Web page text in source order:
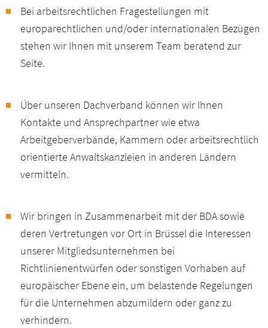
Bei arbeitsrechtlichen Fragestellungen mit
europarechtlichen und/oder internationalen Bezügen
stehen wir Ihnen mit unserem Team beratend zur
Seite.
Über unseren Dachverband können wir Ihnen
Kontakte und Ansprechpartner wie etwa
Arbeitgeberverbände, Kammern oder arbeitsrechtlich
orientierte Anwaltskanzleien in anderen Ländern
vermitteln.
Wir bringen in Zusammenarbeit mit der BDA sowie
deren Vertretungen vor Ort in Brüssel die Interessen
unserer Mitgliedsunternehmen bei
Richtlinienentwürfen oder sonstigen Vorhaben auf
europäischer Ebene ein, um belastende Regelungen
für die Unternehmen abzumildern oder ganz zu
verhindern.